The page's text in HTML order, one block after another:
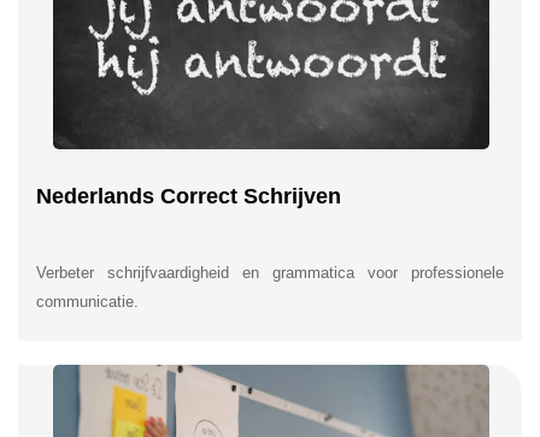
Nederlands Correct Schrijven
Verbeter schrijfvaardigheid en grammatica voor professionele
communicatie.